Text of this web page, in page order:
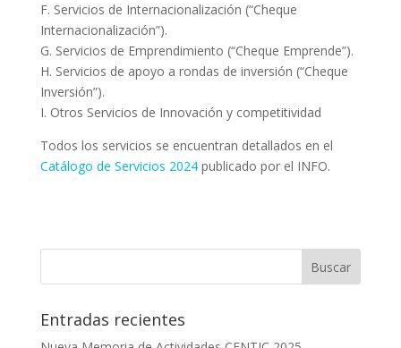
F. Servicios de Internacionalización (“Cheque
Internacionalización”).
G. Servicios de Emprendimiento (“Cheque Emprende”).
H. Servicios de apoyo a rondas de inversión (“Cheque
Inversión”).
I. Otros Servicios de Innovación y competitividad
Todos los servicios se encuentran detallados en el
Catálogo de Servicios 2024publicado por el INFO.
Entradas recientes